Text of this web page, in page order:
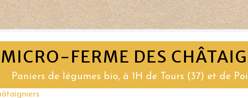
MICRO-FERME DES
Paniers de légumes bio, à 1H de Tours (37) et de